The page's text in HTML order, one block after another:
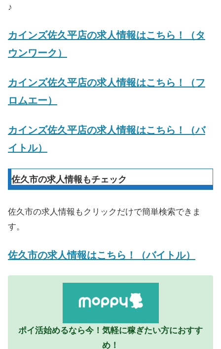
♪
カインズ佐久平店の求人情報はこちら！（タ
ウンワーク）
カインズ佐久平店の求人情報はこちら！（フ
ロムエー）
カインズ佐久平店の求人情報はこちら！（バ
イトル）
佐久市の求人情報もチェック
佐久市の求人情報もクリックだけで簡単検索できま
す。
佐久市の求人情報はこちら！（バイトル）
ポイ活始めるなら今！気軽に稼ぎたい方におすす
め！